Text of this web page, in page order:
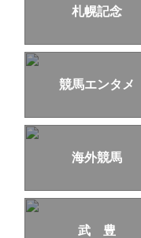
札幌記念
競馬エンタメ
海外競馬
武 豊